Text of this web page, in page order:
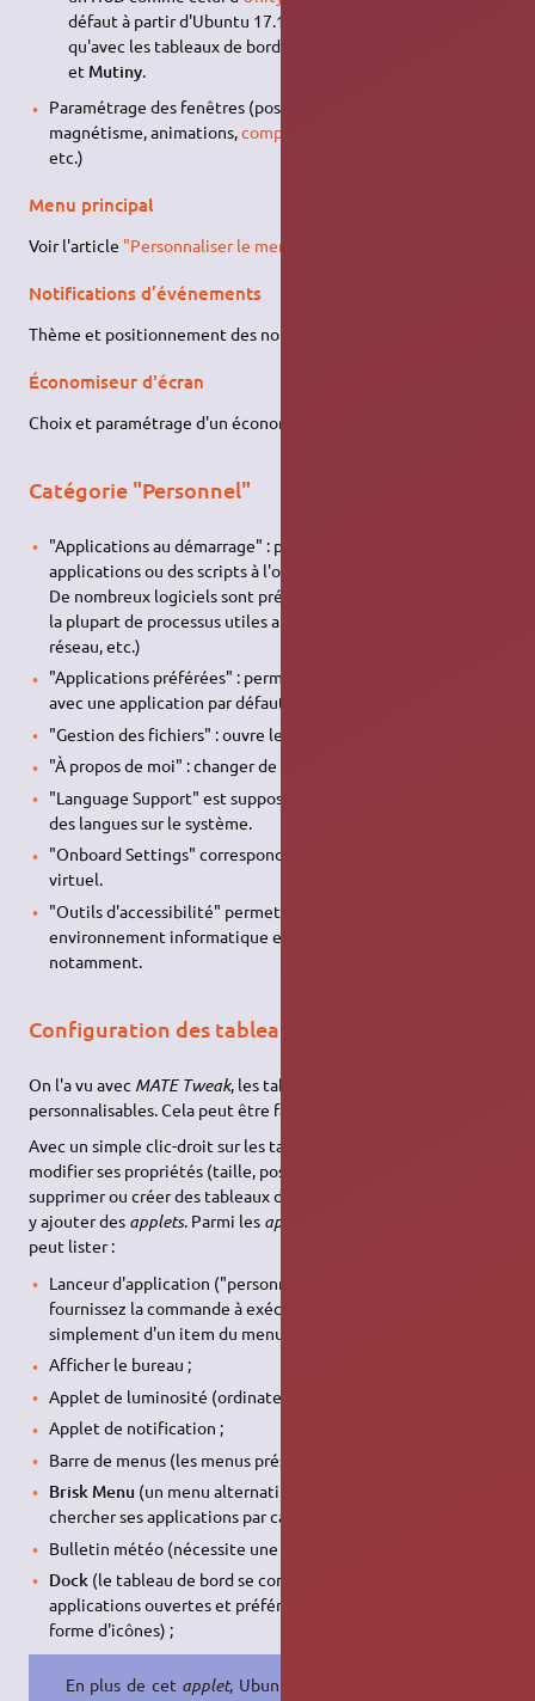
défaut à partir d'Ubuntu 17.10, mais n'est fonctionnel
qu'avec les tableaux de bords
et Mutiny.
Paramétrage des fenêtres (position des boutons,
magnétisme, animations,compositeur graphique utilisé
etc.)
Menu principal
Voir l'article "Personnaliser le menu applications de Mate"
Notifications d’événements
Thème et positionnement des notifications.
Économiseur d'écran
Choix et paramétrage d'un économiseur d'écran.
Catégorie "Personnel"
"Applications au démarrage" : permet de démarrer des
applications ou des scripts à l'ouverture de la session.
De nombreux logiciels sont présents par défaut, il s'agit pour
la plupart de processus utiles au système (gestion du son, du
réseau, etc.)
"Applications préférées" : permet de lier un type de fichiers
avec une application par défaut pour l'ouvrir.
"Gestion des fichiers" : ouvre les préférences de
"À propos de moi" : changer de mot de passe d'utilisateur.
"Language Support" est supposé parfaire la prise en charge
des langues sur le système.
"Onboard Settings" correspond au paramétrage du clavier
virtuel.
"Outils d'accessibilité" permet d'améliorer l'accès à votre
environnement informatique en cas de problèmes de vue
notamment.
Configuration des tableaux de bords
On l'a vu avec MATE Tweak, les tableaux de bords sont
personnalisables. Cela peut être fait manuellement :
Avec un simple clic-droit sur les tableaux de bord, on peut
modifier ses propriétés (taille, position, orientation, aspect, …),
supprimer ou créer des tableaux de bord, mais surtout, on peut
y ajouter des applets. Parmi les applets
peut lister :
Lanceur d'application ("personnalisé" signifie que vous
fournissez la commande à exécuter ; sinon il s'agit
simplement d'un item du menu "Applications") ;
Afficher le bureau ;
Applet de luminosité (ordinateurs portables uniquement !)
Applet de notification ;
Barre de menus (les menus présents par défaut) ;
Brisk Menu (un menu alternatif très pratique permettant de
chercher ses applications par catégories ou au clavier) ;
Bulletin météo (nécessite une connexion internet) ;
Dock (le tableau de bord se comportera comme un
applications ouvertes et préférées seront affichées sous
forme d'icônes) ;
En plus de cet applet, Ubuntu MATE